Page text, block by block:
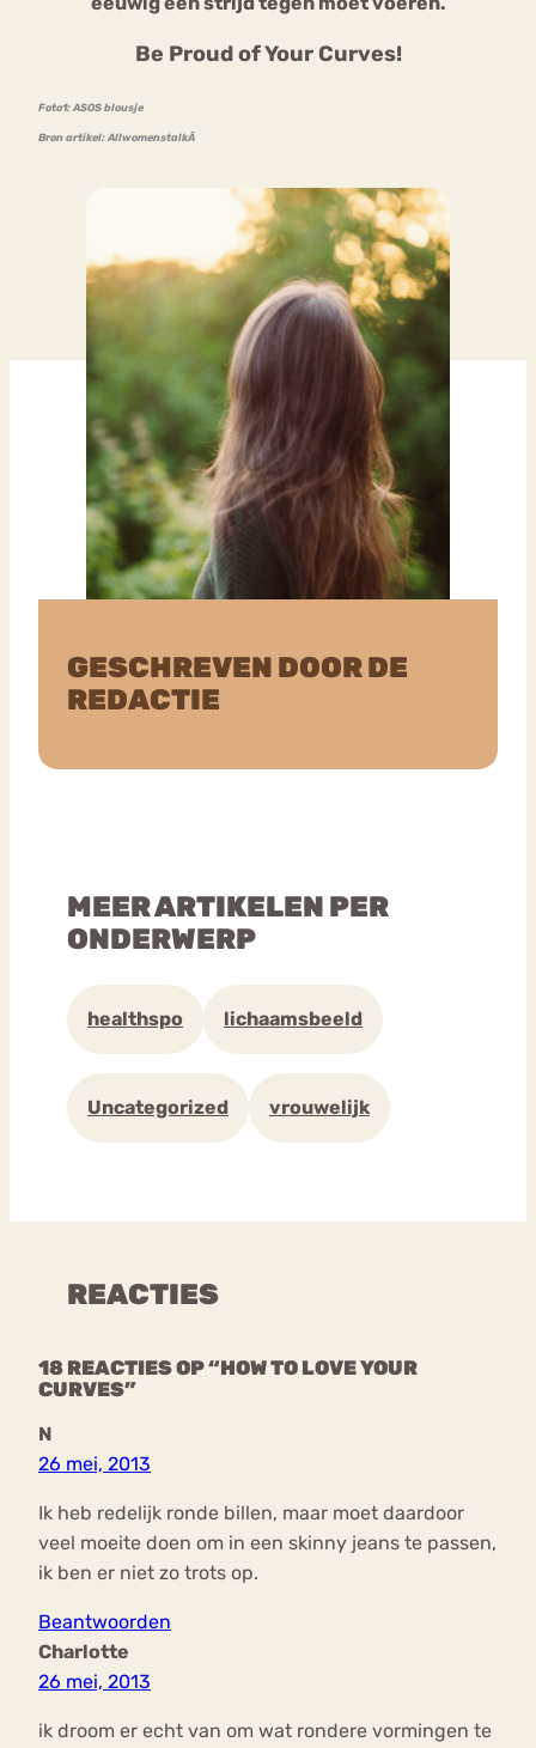
Be Proud of Your Curves!
Foto1: ASOS blousje
Bron artikel: AllwomenstalkÂ
GESCHREVEN DOOR DE
REDACTIE
MEER ARTIKELEN PER
ONDERWERP
healthspo lichaamsbeeld
Uncategorized vrouwelijk
REACTIES
18 REACTIES OP “HOW TO LOVE YOUR
CURVES”
N
26 mei, 2013
Ik heb redelijk ronde billen, maar moet daardoor
veel moeite doen om in een skinny jeans te passen,
ik ben er niet zo trots op.
Beantwoorden
Charlotte
26 mei, 2013
ik droom er echt van om wat rondere vormingen te